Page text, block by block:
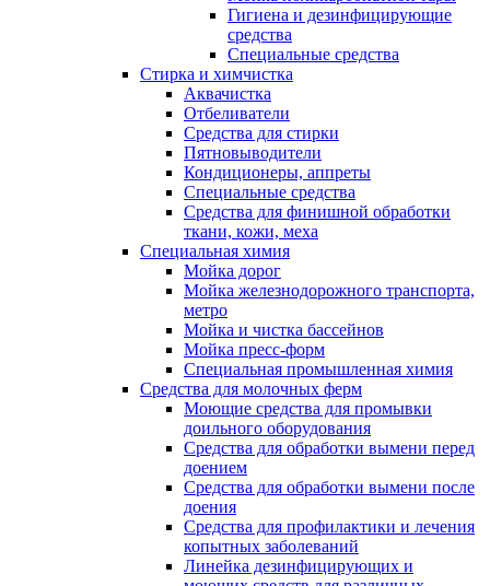
Гигиена и дезинфицирующие
средства
Специальные средства
Стирка и химчистка
Аквачистка
Отбеливатели
Средства для стирки
Пятновыводители
Кондиционеры, аппреты
Специальные средства
Средства для финишной обработки
ткани, кожи, меха
Специальная химия
Мойка дорог
Мойка железнодорожного транспорта,
метро
Мойка и чистка бассейнов
Мойка пресс-форм
Специальная промышленная химия
Средства для молочных ферм
Моющие средства для промывки
доильного оборудования
Средства для обработки вымени перед
доением
Средства для обработки вымени после
доения
Средства для профилактики и лечения
копытных заболеваний
Линейка дезинфицирующих и